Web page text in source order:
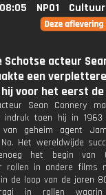
NPO1
Schotse acteur
een
voor het eerst de
Sean Connery
indruk toen hij in
geheim agent
Het wereldwijde
het begin van
rollen in andere films
de loop van de jaren
in rollen